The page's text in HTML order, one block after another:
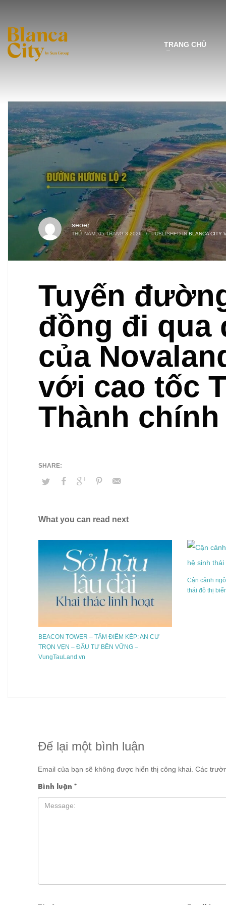
TRANG CHỦ
seoer
THỨ NĂM, 05 THÁNG 3 2026 / PUBLISHED INBLANCA CITY
Tuyến
đồng đi qua
của
với cao tốc
Thành
What you can read next
BEACON TOWER – TÂM ĐIỂM KÉP: AN CƯ
TRỌN VẸN – ĐẦU TƯ BỀN VỮNG –
VungTauLand.vn
Cận cảnh
thái đô thị
Để lại một bình luận
Email của bạn sẽ không được hiển thị công khai. Các
Bình luận *